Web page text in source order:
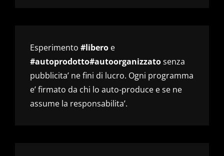
Esperimento #libero e
#autoprodotto#autoorganizzatosenza
pubblicita’ ne fini di lucro. Ogni programma
e’ firmato da chi lo auto-produce e se ne
assume la responsabilita’.